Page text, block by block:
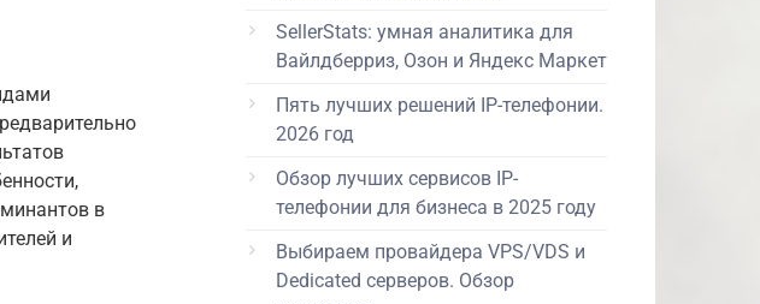
в
и
SellerStats: умная аналитика для
Вайлдберриз, Озон и Яндекс Маркет
Пять лучших решений IP-телефонии.
2026 год
Обзор лучших сервисов IP-
телефонии для бизнеса в 2025 году
Выбираем провайдера VPS/VDS и
Dedicated серверов. Обзор